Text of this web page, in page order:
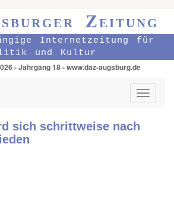
Zeitung
Internetzeitung für
und Kultur
- Jahrgang 18 - www.daz-augsburg.de
Toggle
sich schrittweise nach